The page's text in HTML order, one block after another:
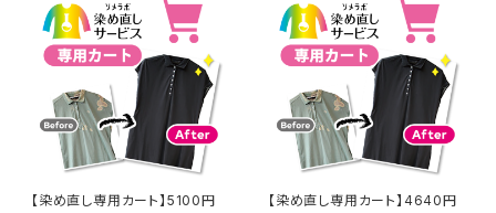
【染め直し専用カート】5100円 【染め直し専用カート】4640円